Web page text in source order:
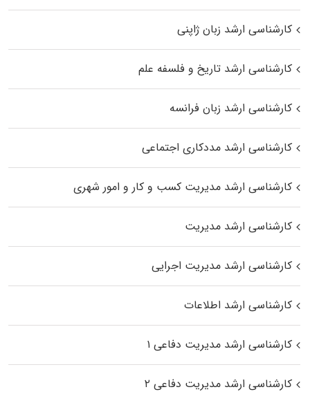
کارشناسی ارشد زبان ژاپنی
کارشناسی ارشد تاریخ و فلسفه علم
کارشناسی ارشد زبان فرانسه
کارشناسی ارشد مددکاری اجتماعی
کارشناسی ارشد مدیریت کسب و کار و امور شهری
کارشناسی ارشد مدیریت
کارشناسی ارشد مدیریت اجرایی
کارشناسی ارشد اطلاعات
کارشناسی ارشد مدیریت دفاعی ۱
کارشناسی ارشد مدیریت دفاعی ۲